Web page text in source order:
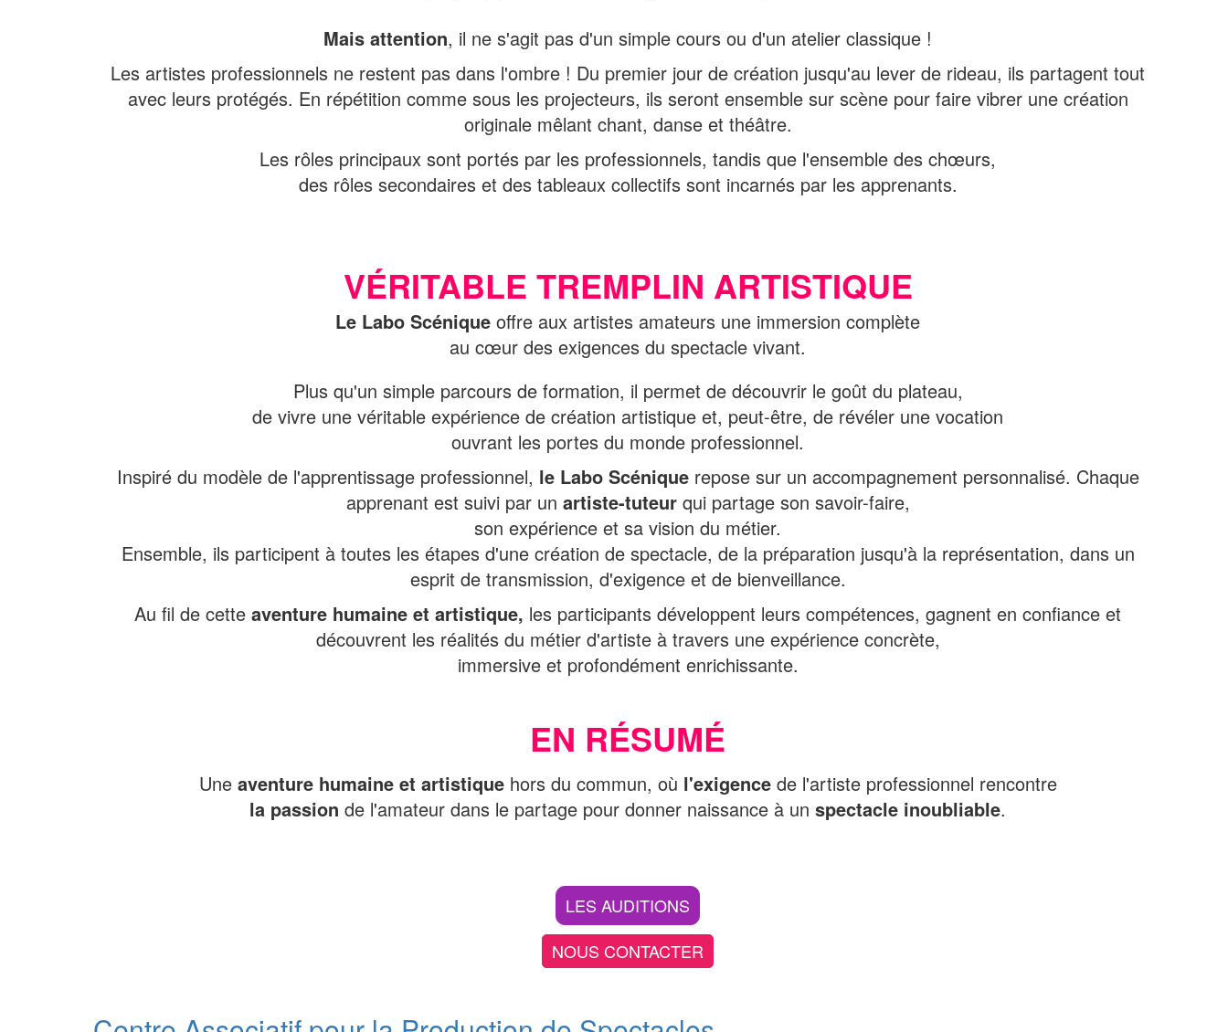
Mais attention, il ne s'agit pas d'un simple cours ou d'un atelier classique !
Les artistes professionnels ne restent pas dans l'ombre ! Du premier jour de création jusqu'au lever de rideau, ils partagent tout
avec leurs protégés. En répétition comme sous les projecteurs, ils seront ensemble sur scène pour faire vibrer une création
originale mêlant chant, danse et théâtre.
Les rôles principaux sont portés par les professionnels, tandis que l'ensemble des chœurs,
des rôles secondaires et des tableaux collectifs sont incarnés par les apprenants.
VÉRITABLE TREMPLIN ARTISTIQUE
Le Labo Scénique offre aux artistes amateurs une immersion complète
au cœur des exigences du spectacle vivant.
Plus qu'un simple parcours de formation, il permet de découvrir le goût du plateau,
de vivre une véritable expérience de création artistique et, peut-être, de révéler une vocation
ouvrant les portes du monde professionnel.
Inspiré du modèle de l'apprentissage professionnel, le Labo Scéniquerepose sur un accompagnement personnalisé. Chaque
apprenant est suivi par un artiste-tuteur qui partage son savoir-faire,
son expérience et sa vision du métier.
Ensemble, ils participent à toutes les étapes d'une création de spectacle, de la préparation jusqu'à la représentation, dans un
esprit de transmission, d'exigence et de bienveillance.
Au fil de cette aventure humaine et artistique, les participants développent leurs compétences, gagnent en confiance et
découvrent les réalités du métier d'artiste à travers une expérience concrète,
immersive et profondément enrichissante.
EN RÉSUMÉ
Une aventure humaine et artistiquehors du commun, où l'exigencede l'artiste professionnel rencontre
la passion de l'amateur dans le partage pour donner naissance à un spectacle inoubliable.
LES AUDITIONS
NOUS CONTACTER